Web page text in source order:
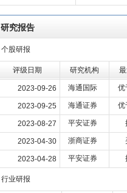
研究报告
个股研报
评级日期 研究机构
2023-09-26 海通国际 优
2023-09-25 海通证券 优
2023-08-27 平安证券
2023-04-30 浙商证券
2023-04-28 平安证券
行业研报